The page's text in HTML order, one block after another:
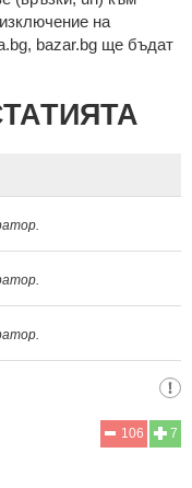
на
bazar.bg ще бъдат
7
106